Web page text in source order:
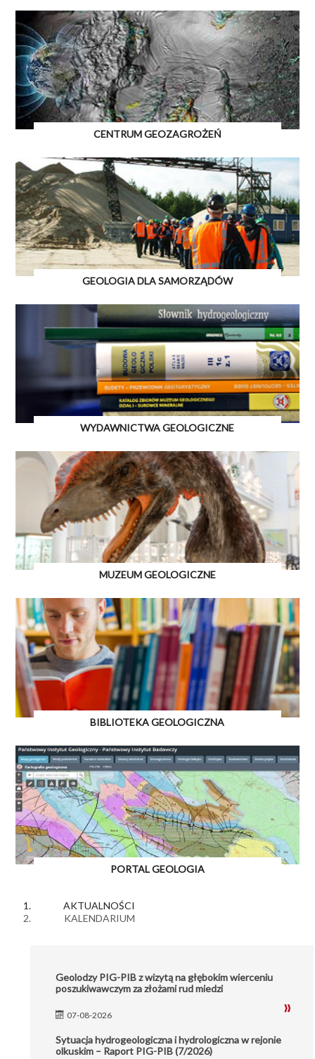
CENTRUM GEOZAGROŻEŃ
GEOLOGIA DLA SAMORZĄDÓW
WYDAWNICTWA GEOLOGICZNE
MUZEUM GEOLOGICZNE
BIBLIOTEKA GEOLOGICZNA
PORTAL GEOLOGIA
AKTUALNOŚCI
KALENDARIUM
Geolodzy PIG-PIB z wizytą na głębokim wierceniu
poszukiwawczym za złożami rud miedzi
07-08-2026
Sytuacja hydrogeologiczna i hydrologiczna w rejonie
olkuskim – Raport PIG-PIB (7/2026)